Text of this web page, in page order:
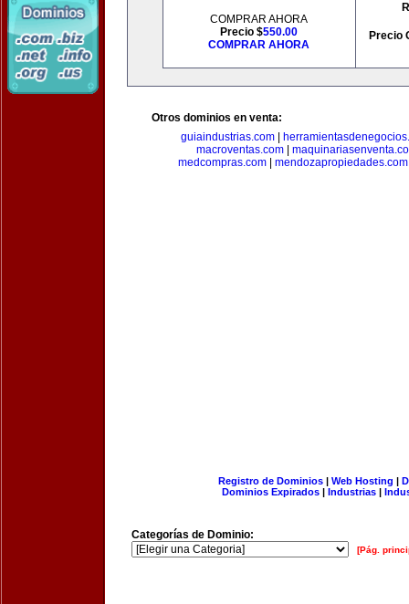
COMPRAR AHORA
Precio $550.00
COMPRAR AHORA
Precio
Otros dominios en venta:
guiaindustrias.com
macroventas.com
medcompras.com| mendozapropiedades.com
Registro de Dominios| Web Hosting |
Dominios Expirados | Industrias |
Categorías de Dominio:
[Pág.